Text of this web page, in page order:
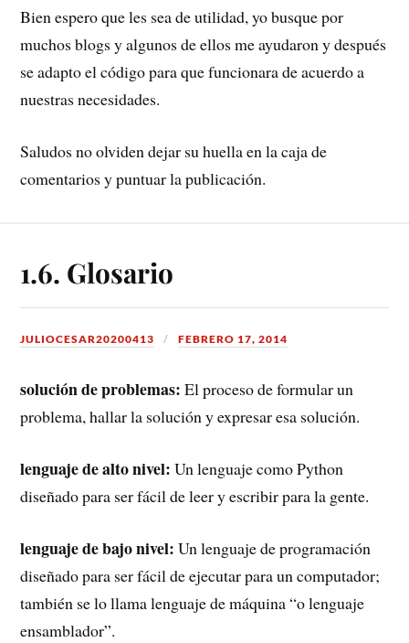
Bien espero que les sea de utilidad, yo busque por
muchos blogs y algunos de ellos me ayudaron y después
se adapto el código para que funcionara de acuerdo a
nuestras necesidades.
Saludos no olviden dejar su huella en la caja de
comentarios y puntuar la publicación.
1.6. Glosario
JULIOCESAR20200413 FEBRERO 17, 2014
solución de problemas: El proceso de formular un
problema, hallar la solución y expresar esa solución.
lenguaje de alto nivel: Un lenguaje como Python
diseñado para ser fácil de leer y escribir para la gente.
lenguaje de bajo nivel: Un lenguaje de programación
diseñado para ser fácil de ejecutar para un computador;
también se lo llama lenguaje de máquina “o lenguaje
ensamblador”.